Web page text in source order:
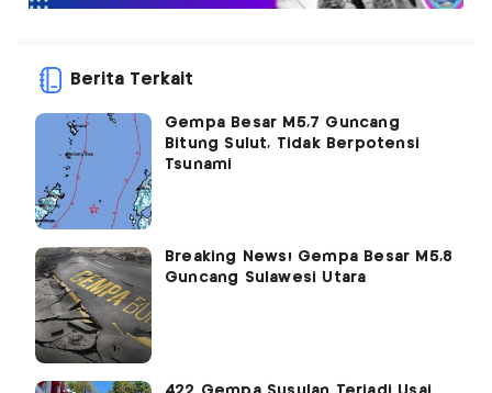
Berita Terkait
Gempa Besar M5,7 Guncang
Bitung Sulut, Tidak Berpotensi
Tsunami
Breaking News! Gempa Besar M5,8
Guncang Sulawesi Utara